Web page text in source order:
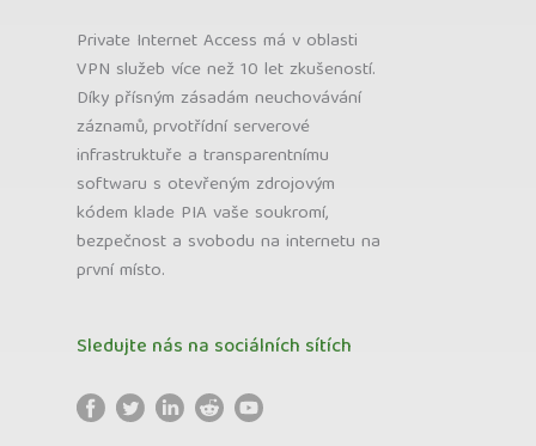
Private Internet Access má v oblasti
VPN služeb více než 10 let zkušeností.
Díky přísným zásadám neuchovávání
záznamů, prvotřídní serverové
infrastruktuře a transparentnímu
softwaru s otevřeným zdrojovým
kódem klade PIA vaše soukromí,
bezpečnost a svobodu na internetu na
první místo.
Sledujte nás na sociálních sítích